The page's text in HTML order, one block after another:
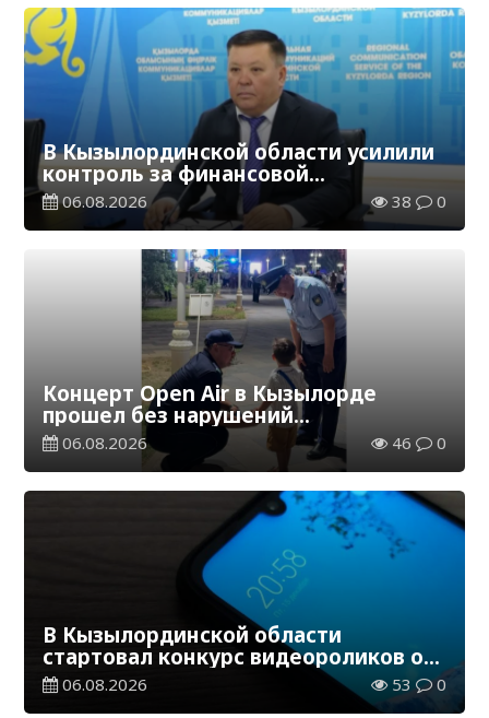
В Кызылординской области усилили
контроль за финансовой
дисциплиной
06.08.2026 38 0
Концерт Open Air в Кызылорде
прошел без нарушений
общественного порядка
06.08.2026 46 0
В Кызылординской области
стартовал конкурс видеороликов о
семейных ценностях и Конституции
06.08.2026 53 0